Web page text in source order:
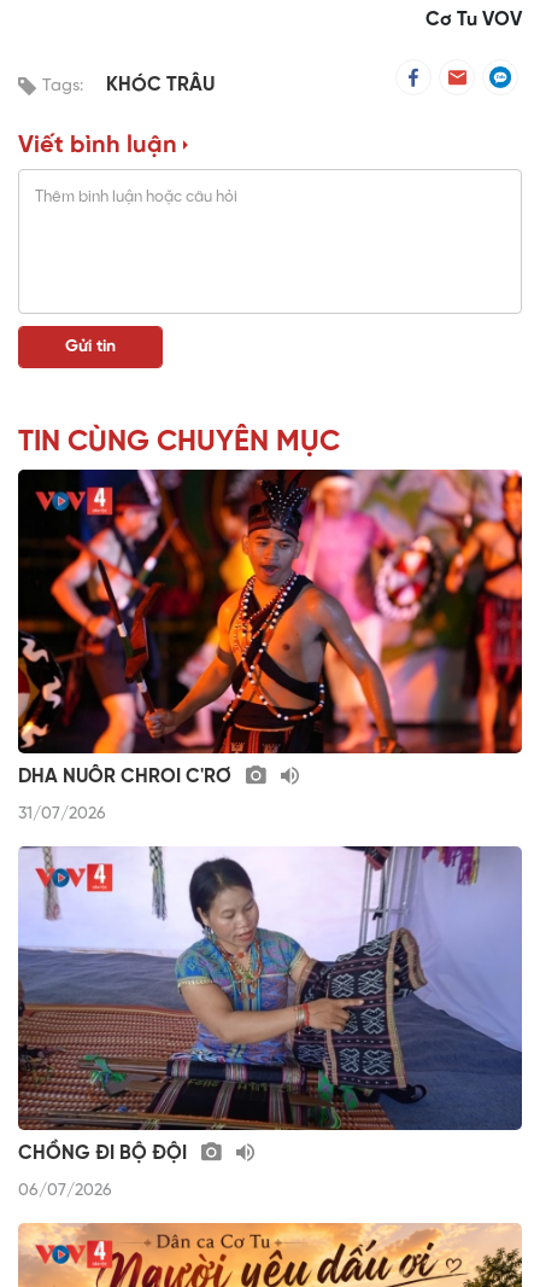
Cơ Tu VOV
Tags: KHÓC TRÂU
Viết bình luận
TIN CÙNG CHUYÊN MỤC
DHA NUÔR CHROI C'RƠ
31/07/2026
CHỒNG ĐI BỘ ĐỘI
06/07/2026